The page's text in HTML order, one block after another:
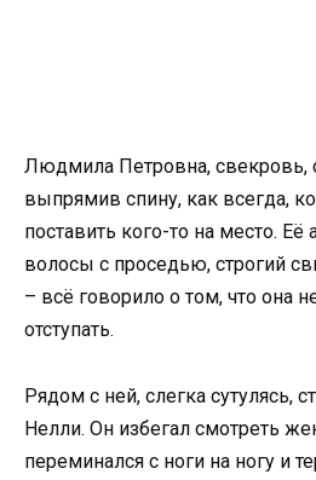
Людмила Петровна, свекровь,
выпрямив спину, как всегда,
поставить кого-то на место.
волосы с проседью, строгий
– всё говорило о том, что она
отступать.
Рядом с ней, слегка сутулясь,
Нелли. Он избегал смотреть
переминался с ноги на ногу и